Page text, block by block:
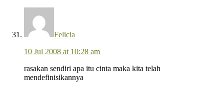
Felicia
10 Jul 2008 at 10:28 am
rasakan sendiri apa itu cinta maka kita telah
mendefinisikannya